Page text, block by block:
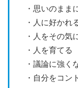
・思いのまま
・人に好かれ
・人をその気
・人を育てる
・議論に強く
・自分をコン